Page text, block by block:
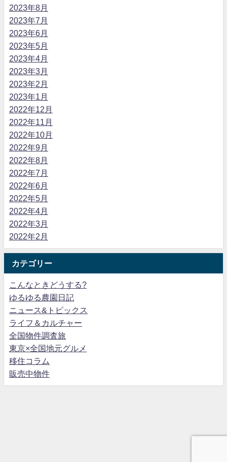
2023年8月
2023年7月
2023年6月
2023年5月
2023年4月
2023年3月
2023年2月
2023年1月
2022年12月
2022年11月
2022年10月
2022年9月
2022年8月
2022年7月
2022年6月
2022年5月
2022年4月
2022年3月
2022年2月
カテゴリー
こんなときどうする?
ゆるゆる農園日記
ニュース&トピックス
ライフ＆カルチャー
全国物件調査旅
東京×全国地元グルメ
移住コラム
販売中物件